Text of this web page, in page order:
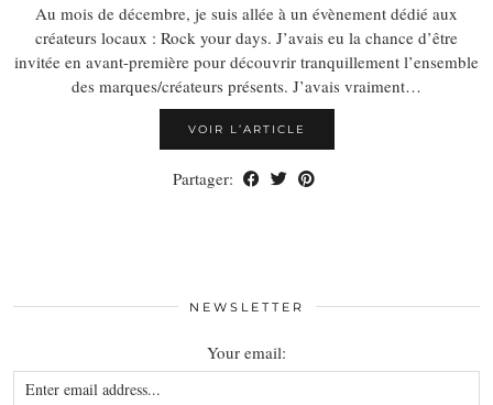
Au mois de décembre, je suis allée à un évènement dédié aux
créateurs locaux : Rock your days. J’avais eu la chance d’être
invitée en avant-première pour découvrir tranquillement l’ensemble
des marques/créateurs présents. J’avais vraiment…
VOIR L’ARTICLE
Partager:
NEWSLETTER
Your email: